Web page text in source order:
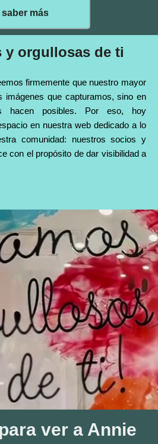
saber más
y orgullosas de ti
firmemente que nuestro mayor
imágenes que capturamos, sino en
hacen posibles. Por eso, hoy
en nuestra web dedicado a lo
comunidad: nuestros socios y
con el propósito de dar visibilidad a
ver a Annie